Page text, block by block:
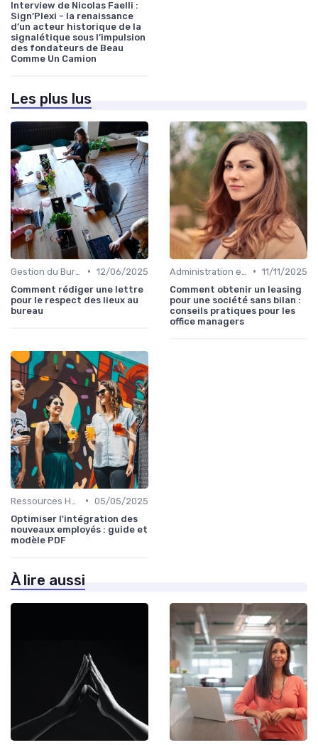
Interview de Nicolas Faelli :
Sign’Plexi - la renaissance
d’un acteur historique de la
signalétique sous l’impulsion
des fondateurs de Beau
Comme Un Camion
Les plus lus
• 12/06/2025
Comment rédiger une lettre
pour le respect des lieux au
bureau
• 11/11/2025
Comment obtenir un leasing
pour une société sans bilan :
conseils pratiques pour les
office managers
• 05/05/2025
Optimiser l'intégration des
nouveaux employés : guide et
modèle PDF
À lire aussi